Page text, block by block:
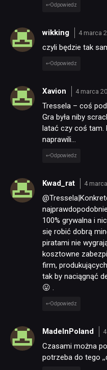
JUŻ
SKLEP
Odpowiedz
wikking 4 marca
czyli będzie tak
Odpowiedz
Xavion 4 marca
Tressela – coś
Gra była niby
latać czy coś tam.
naprawili…
Odpowiedz
Kwad_rat 4
100% grywalna i
się robić dobrą
piratami nie
kosztowne
firm,
tak by naciągnąć
😛 .
Odpowiedz
MadeInPoland
Czasami można
potrzeba do tego